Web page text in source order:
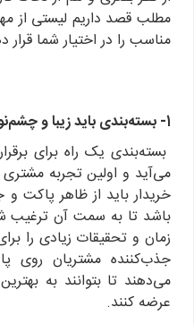
مطلب قصد داریم لیستی از
مناسب را در اختیار شما قرار
1- بسته‌بندی باید زیبا و
بسته‌بندی یک راه برای
می‌آید و اولین تجربه
خریدار باید از ظاهر پاکت
باشد تا به سمت آن ترغیب
زمان و تحقیقات زیادی را
جذب‌کننده مشتریان روی
می‌دهند تا بتوانند به
عرضه کنند.